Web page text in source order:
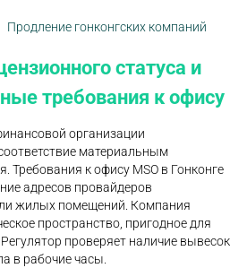
Продление гонконгских компаний
статуса и
требования к офису
организации
материальным
Требования к офису MSO в Гонконге
адресов провайдеров
жилых помещений. Компания
пространство, пригодное для
проверяет наличие вывесок
в рабочие часы.